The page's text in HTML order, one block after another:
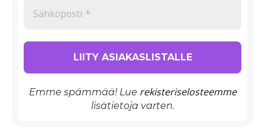
Emme spämmää! Lue rekisteriselosteemme
lisätietoja varten.